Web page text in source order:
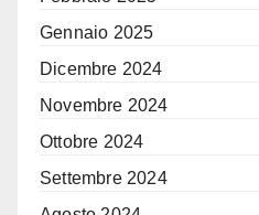
Gennaio 2025
Dicembre 2024
Novembre 2024
Ottobre 2024
Settembre 2024